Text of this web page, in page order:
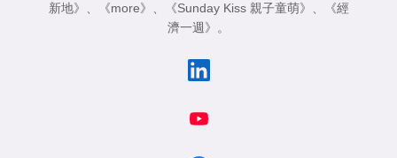
新地》 、 《more》 、 《Sunday Kiss 親子童萌》 、
《經
濟一週》 。